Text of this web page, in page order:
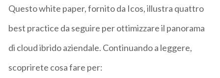
Questo white paper, fornito da Icos, illustra quattro
best practice da seguire per ottimizzare il panorama
di cloud ibrido aziendale. Continuando a leggere,
scoprirete cosa fare per: